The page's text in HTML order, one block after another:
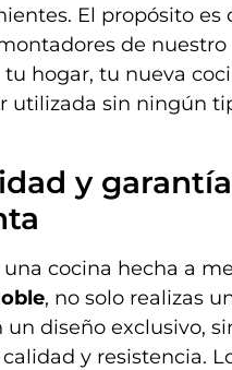
El propósito es
de
tu hogar, tu nueva
utilizada sin ningún
y garantía
cocina hecha a
, no solo realizas
un diseño exclusivo,
y resistencia.